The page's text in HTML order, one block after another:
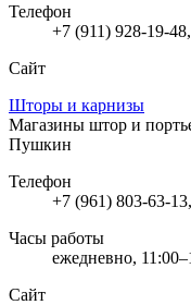
Телефон
+7 (911) 928-19-
Сайт
Шторы и карнизы
Магазины штор и
Пушкин
Телефон
+7 (961) 803-63-
Часы работы
ежедневно,
Сайт